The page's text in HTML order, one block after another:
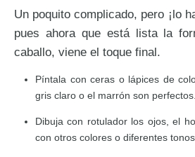
Un poquito complicado, pero ¡lo
pues ahora que está lista la
caballo, viene el toque final.
Píntala con ceras o lápices de
gris claro o el marrón son perfectos.
Dibuja con rotulador los ojos, el
con otros colores o diferentes